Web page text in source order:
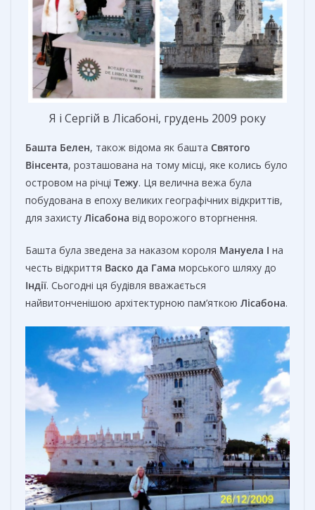
Я і Сергій в Лісабоні, грудень 2009 року
Башта Белен, також відома як башта Святого
Вінсента, розташована на тому місці, яке колись було
островом на річці Тежу. Ця велична вежа була
побудована в епоху великих географічних відкриттів,
для захисту Лісабона від ворожого вторгнення.
Башта була зведена за наказом короля Мануела I на
честь відкриття Васко да Гама морського шляху до
Індії. Сьогодні ця будівля вважається
найвитонченішою архітектурною пам’яткою Лісабона.